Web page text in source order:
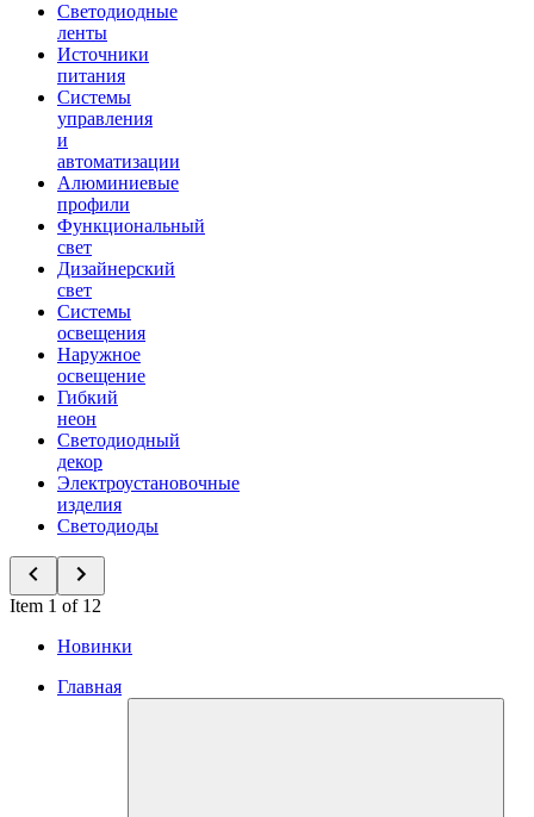
Светодиодные
ленты
Источники
питания
Системы
управления
и
автоматизации
Алюминиевые
профили
Функциональный
свет
Дизайнерский
свет
Системы
освещения
Наружное
освещение
Гибкий
неон
Светодиодный
декор
Электроустановочные
изделия
Светодиоды
Item 1 of 12
Новинки
Главная